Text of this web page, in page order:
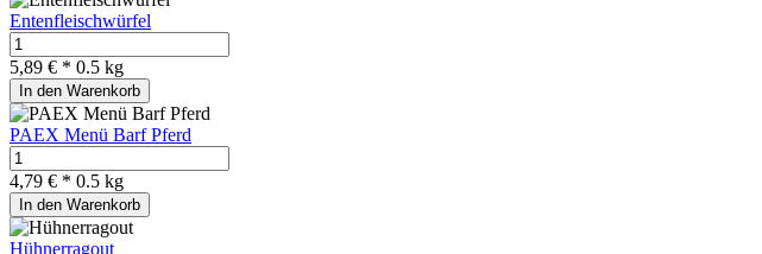
Entenfleischwürfel
5,89 € * 0.5 kg
In den Warenkorb
PAEX Menü Barf Pferd
4,79 € * 0.5 kg
In den Warenkorb
Hühnerragout